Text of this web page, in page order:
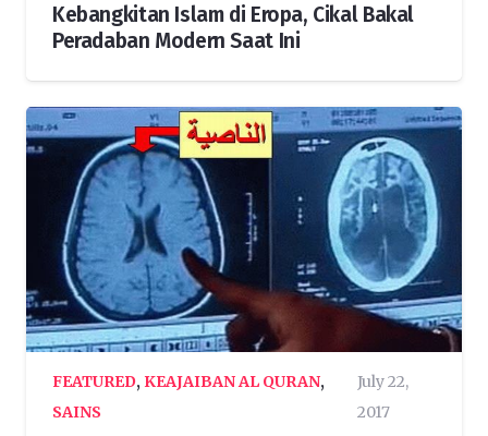
Kebangkitan Islam di Eropa, Cikal Bakal
Peradaban Modern Saat Ini
FEATURED, KEAJAIBAN AL QURAN,
SAINS
July 22,
2017